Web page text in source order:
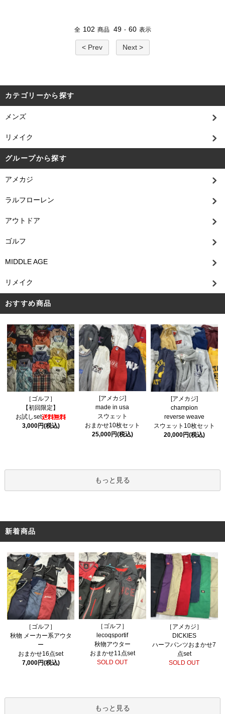
全 102 商品 49 - 60 表示
< Prev Next >
カテゴリーから探す
メンズ
リメイク
グループから探す
アメカジ
ラルフローレン
アウトドア
ゴルフ
MIDDLE AGE
リメイク
おすすめ商品
［ゴルフ］
【初回限定】
お試しset
3,000円(税込)
[アメカジ]
made in usa
スウェット
おまかせ10枚セット
25,000円(税込)
[アメカジ]
champion
reverse weave
スウェット10枚セット
20,000円(税込)
もっと見る
新着商品
［ゴルフ］
秋物 メーカー系アウタ
ー
おまかせ16点set
7,000円(税込)
［ゴルフ］
lecoqsportif
秋物アウター
おまかせ11点set
SOLD OUT
［アメカジ］
DICKIES
ハーフパンツおまかせ7
点set
SOLD OUT
もっと見る